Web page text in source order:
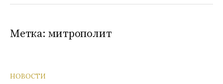
Метка: митрополит
НОВОСТИ